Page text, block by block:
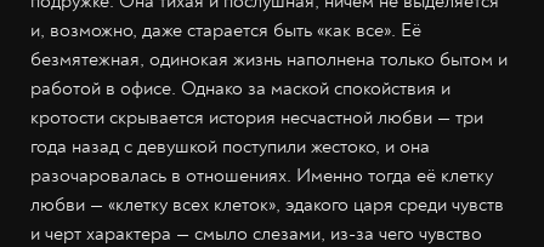
и, возможно, даже старается быть «как все». Её
безмятежная, одинокая жизнь наполнена только бытом и
работой в офисе. Однако за маской спокойствия и
кротости скрывается история несчастной любви — три
года назад с девушкой поступили жестоко, и она
разочаровалась в отношениях. Именно тогда её клетку
любви — «клетку всех клеток», эдакого царя среди чувств
и черт характера — смыло слезами, из-за чего чувство